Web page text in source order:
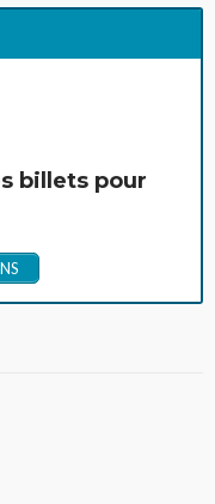
billets pour